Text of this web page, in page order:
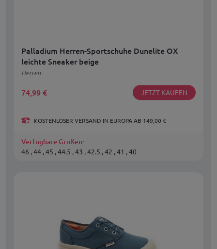
Palladium Herren-Sportschuhe Dunelite OX
leichte Sneaker beige
Herren
74,99 € JETZT KAUFEN
KOSTENLOSER VERSAND IN EUROPA AB 149,00 €
Verfügbare Größen:
46 , 44 , 45 , 44.5 , 43 , 42.5 , 42 , 41 , 40